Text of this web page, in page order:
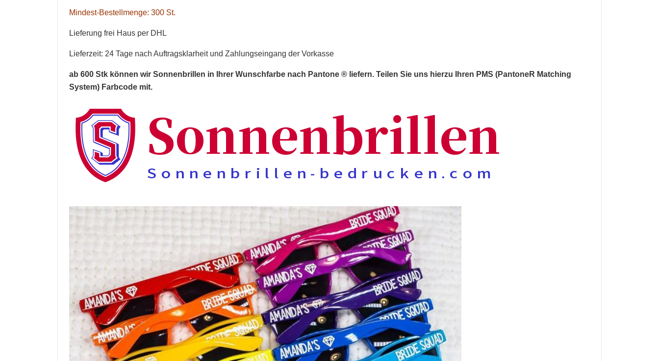
Mindest-Bestellmenge: 300 St.
Lieferung frei Haus per DHL
Lieferzeit: 24 Tage nach Auftragsklarheit und Zahlungseingang der Vorkasse
ab 600 Stk können wirSonnenbrillen in Ihrer Wunschfarbe nach Pantone ® liefern. Teilen Sie uns hierzu Ihren PMS (PantoneR Matching
System) Farbcode mit.